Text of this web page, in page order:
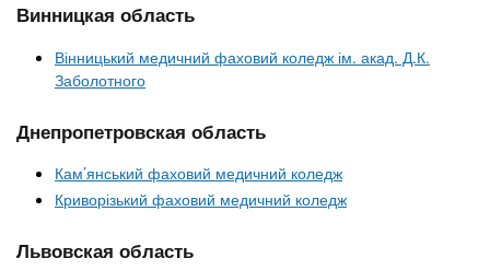
Винницкая область
Вінницький медичний фаховий коледж ім. акад. Д.К.
Заболотного
Днепропетровская область
Кам’янський фаховий медичний коледж
Криворізький фаховий медичний коледж
Львовская область